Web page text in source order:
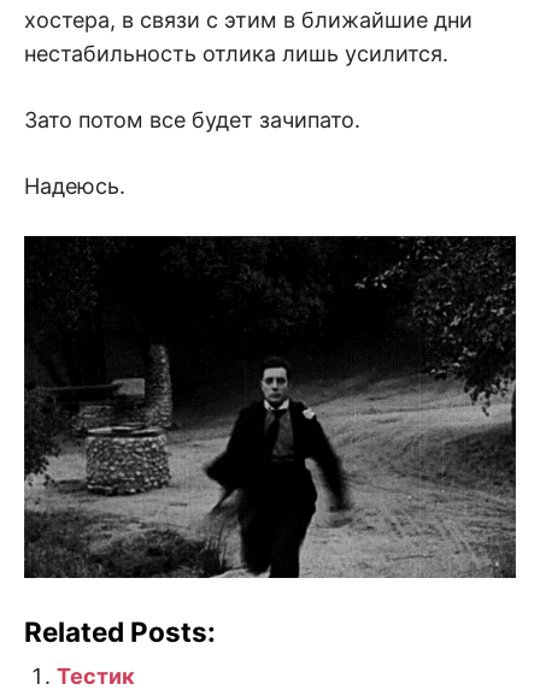
хостера, в связи с этим в ближайшие дни
нестабильность отлика лишь усилится.
Зато потом все будет зачипато.
Надеюсь.
Related Posts:
Тестик